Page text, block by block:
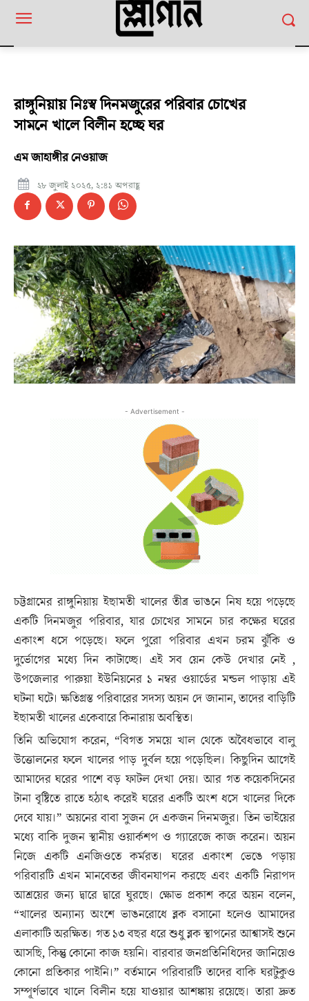
রাঙ্গুনিয়ায় নিঃস্ব দিনমজুরের পরিবার চোখের
সামনে খালে বিলীন হচ্ছে ঘর
এম জাহাঙ্গীর নেওয়াজ
২৮ জুলাই ২০২৫, ২:৪১ অপরাহ্ণ
- Advertisement -
চট্টগ্রামের রাঙ্গুনিয়ায় ইছামতী খালের তীব্র ভাঙনে নিষ হয়ে পড়েছে
একটি দিনমজুর পরিবার, যার চোখের সামনে চার কক্ষের ঘরের
একাংশ ধসে পড়েছে। ফলে পুরো পরিবার এখন চরম ঝুঁকি ও
দুর্ভোগের মধ্যে দিন কাটাচ্ছে। এই সব য়েন কেউ দেখার নেই ,
উপজেলার পারুয়া ইউনিয়নের ১ নম্বর ওয়ার্ডের মন্ডল পাড়ায় এই
ঘটনা ঘটে। ক্ষতিগ্রস্ত পরিবারের সদস্য অয়ন দে জানান, তাদের বাড়িটি
ইছামতী খালের একেবারে কিনারায় অবস্থিত।
তিনি অভিযোগ করেন, “বিগত সময়ে খাল থেকে অবৈধভাবে বালু
উত্তোলনের ফলে খালের পাড় দুর্বল হয়ে পড়েছিল। কিছুদিন আগেই
আমাদের ঘরের পাশে বড় ফাটল দেখা দেয়। আর গত কয়েকদিনের
টানা বৃষ্টিতে রাতে হঠাৎ করেই ঘরের একটি অংশ ধসে খালের দিকে
দেবে যায়।” অয়নের বাবা সুজন দে একজন দিনমজুর। তিন ভাইয়ের
মধ্যে বাকি দুজন স্থানীয় ওয়ার্কশপ ও গ্যারেজে কাজ করেন। অয়ন
নিজে একটি এনজিওতে কর্মরত। ঘরের একাংশ ভেঙে পড়ায়
পরিবারটি এখন মানবেতর জীবনযাপন করছে এবং একটি নিরাপদ
আশ্রয়ের জন্য দ্বারে দ্বারে ঘুরছে। ক্ষোভ প্রকাশ করে অয়ন বলেন,
“খালের অন্যান্য অংশে ভাঙনরোধে ব্লক বসানো হলেও আমাদের
এলাকাটি অরক্ষিত। গত ১৩ বছর ধরে শুধু ব্লক স্থাপনের আশ্বাসই শুনে
আসছি, কিন্তু কোনো কাজ হয়নি। বারবার জনপ্রতিনিধিদের জানিয়েও
কোনো প্রতিকার পাইনি।” বর্তমানে পরিবারটি তাদের বাকি ঘরটুকুও
সম্পূর্ণভাবে খালে বিলীন হয়ে যাওয়ার আশঙ্কায় রয়েছে। তারা দ্রুত